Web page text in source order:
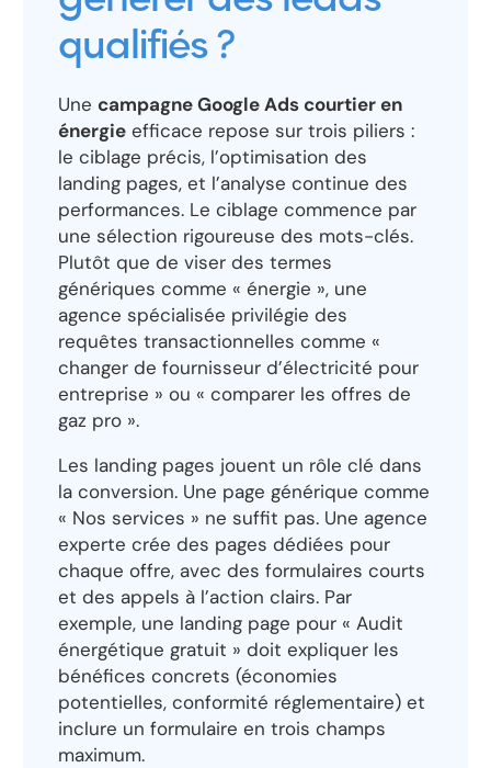
qualifiés ?
Une campagne Google Ads courtier en
énergie efficace repose sur trois piliers :
le ciblage précis, l’optimisation des
landing pages, et l’analyse continue des
performances. Le ciblage commence par
une sélection rigoureuse des mots-clés.
Plutôt que de viser des termes
génériques comme « énergie », une
agence spécialisée privilégie des
requêtes transactionnelles comme «
changer de fournisseur d’électricité pour
entreprise » ou « comparer les offres de
gaz pro ».
Les landing pages jouent un rôle clé dans
la conversion. Une page générique comme
« Nos services » ne suffit pas. Une agence
experte crée des pages dédiées pour
chaque offre, avec des formulaires courts
et des appels à l’action clairs. Par
exemple, une landing page pour « Audit
énergétique gratuit » doit expliquer les
bénéfices concrets (économies
potentielles, conformité réglementaire) et
inclure un formulaire en trois champs
maximum.